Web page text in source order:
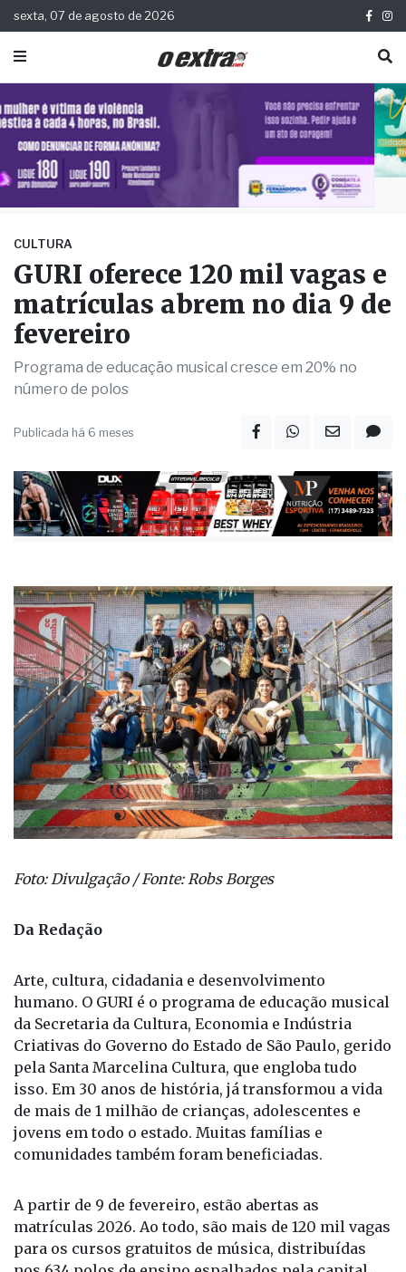
sexta, 07 de agosto de 2026
GURI oferece 120 mil vagas e
matrículas abrem no dia 9 de
fevereiro
Programa de educação musical cresce em 20% no
número de polos
humano. O GURI é o programa de educação musical
da Secretaria da Cultura, Economia e Indústria
Criativas do Governo do Estado de São Paulo, gerido
pela Santa Marcelina Cultura, que engloba tudo
isso. Em 30 anos de história, já transformou a vida
de mais de 1 milhão de crianças, adolescentes e
jovens em todo o estado. Muitas famílias e
comunidades também foram beneficiadas.
matrículas 2026. Ao todo, são mais de 120 mil vagas
para os cursos gratuitos de música, distribuídas
nos 634 polos de ensino espalhados pela capital,
região metropolitana, interior e litoral do estado.